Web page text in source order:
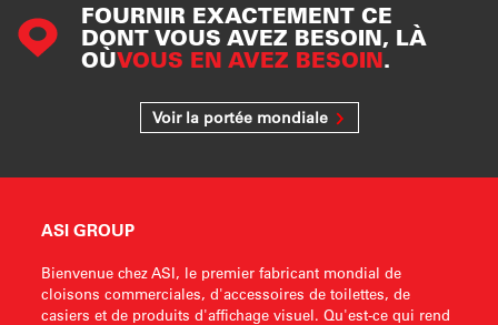
FOURNIR EXACTEMENT CE
DONT VOUS AVEZ BESOIN, LÀ
OÙVOUS EN AVEZ BESOIN.
Voir la portée mondiale
ASI GROUP
Bienvenue chez ASI, le premier fabricant mondial de
cloisons commerciales, d'accessoires de toilettes, de
casiers et de produits d'affichage visuel. Qu'est-ce qui rend